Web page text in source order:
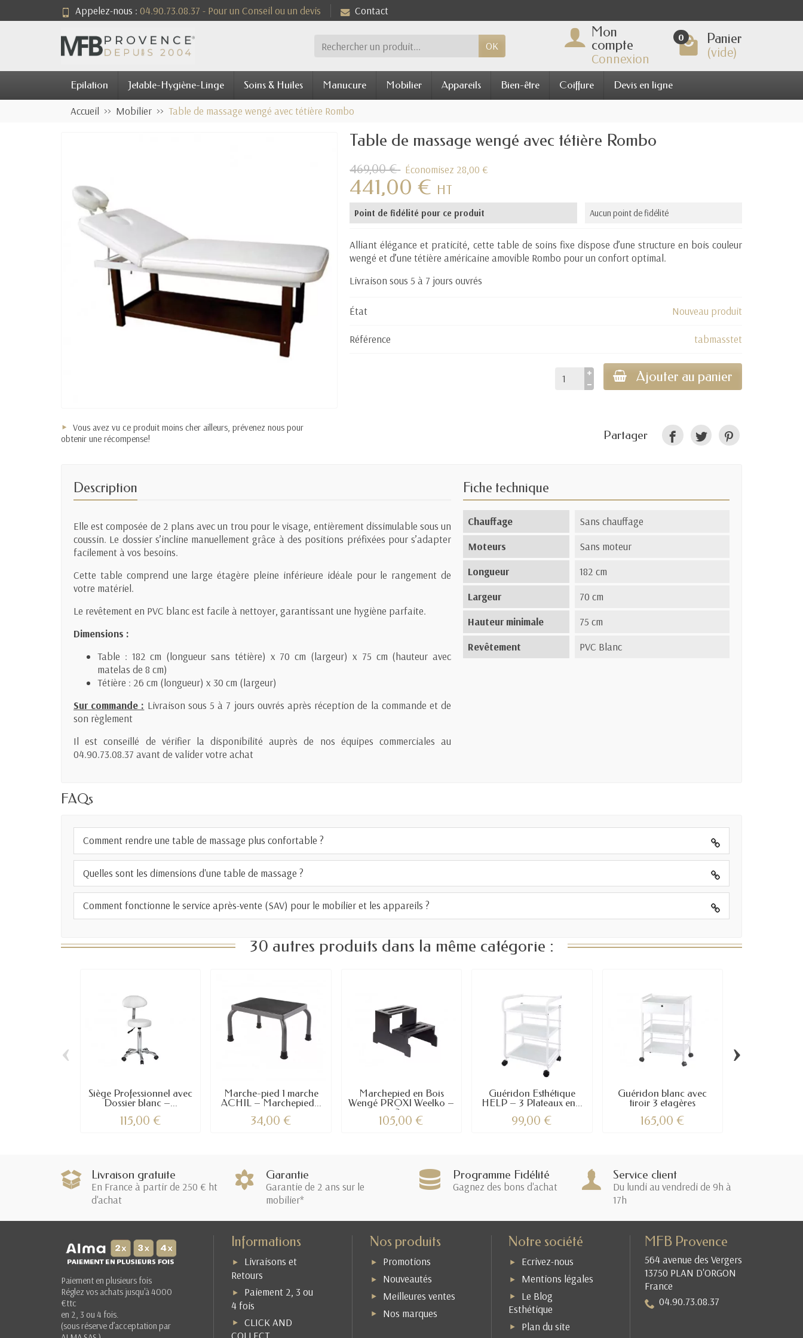
Appelez-nous : 04.90.73.08.37 - Pour un Conseil ou un devis Contact
OK
Mon
compte
Connexion
0 Panier
(vide)
Epilation Jetable-Hygiène-Linge Soins & Huiles Manucure Mobilier Appareils Bien-être Coiffure Devis en ligne
Accueil Mobilier Table de massage wengé avec tétière Rombo
Vous avez vu ce produit moins cher ailleurs, prévenez nous pour
obtenir une récompense!
Table de massage wengé avec tétière Rombo
469,00 € Économisez 28,00 €
441,00 € HT
Point de fidélité pour ce produit Aucun point de fidélité
Alliant élégance et praticité, cette table de soins fixe dispose d’une structure en bois couleur
wengé et d’une tétière américaine amovible Rombo pour un confort optimal.
Livraison sous 5 à 7 jours ouvrés
État Nouveau produit
Référence tabmasstet
Ajouter au panier
Partager
Description
Elle est composée de 2 plans avec un trou pour le visage, entièrement dissimulable sous un
coussin. Le dossier s’incline manuellement grâce à des positions préfixées pour s’adapter
facilement à vos besoins.
Cette table comprend une large étagère pleine inférieure idéale pour le rangement de
votre matériel.
Le revêtement en PVC blanc est facile à nettoyer, garantissant une hygiène parfaite.
Dimensions :
Table : 182 cm (longueur sans tétière) x 70 cm (largeur) x 75 cm (hauteur avec
matelas de 8 cm)
Tétière : 26 cm (longueur) x 30 cm (largeur)
Sur commande : Livraison sous 5 à 7 jours ouvrés après réception de la commande et de
son règlement
Il est conseillé de vérifier la disponibilité auprès de nos équipes commerciales au
04.90.73.08.37 avant de valider votre achat
Fiche technique
Chauffage
Sans chauffage
Moteurs
Sans moteur
Longueur
182 cm
Largeur
70 cm
Hauteur minimale
75 cm
Revêtement
PVC Blanc
FAQs
Comment rendre une table de massage plus confortable ?
Quelles sont les dimensions d'une table de massage ?
Comment fonctionne le service après-vente (SAV) pour le mobilier et les appareils ?
30 autres produits dans la même catégorie :
Siège Professionnel avec
Dossier blanc –...
115,00 €
Marche-pied 1 marche
ACHIL – Marchepied...
34,00 €
Marchepied en Bois
Wengé PROXI Weelko –
2...
105,00 €
Guéridon Esthétique
HELP – 3 Plateaux en...
99,00 €
Guéridon blanc avec
tiroir 3 etagères
165,00 €
‹ ›
Livraison gratuite
En France à partir de 250 € ht
d'achat
Garantie
Garantie de 2 ans sur le
mobilier*
Programme Fidélité
Gagnez des bons d'achat
Service client
Du lundi au vendredi de 9h à
17h
Paiement en plusieurs fois
Réglez vos achats jusqu'à 4000
€ttc
en 2, 3 ou 4 fois.
(sous réserve d’acceptation par
Informations
Livraisons et
Retours
Paiement 2, 3 ou
4 fois
CLICK AND
COLLECT
Nos produits
Promotions
Nouveautés
Meilleures ventes
Nos marques
Notre société
Ecrivez-nous
Mentions légales
Le Blog
Esthétique
Plan du site
MFB Provence
564 avenue des Vergers
13750 PLAN D'ORGON
France
04.90.73.08.37